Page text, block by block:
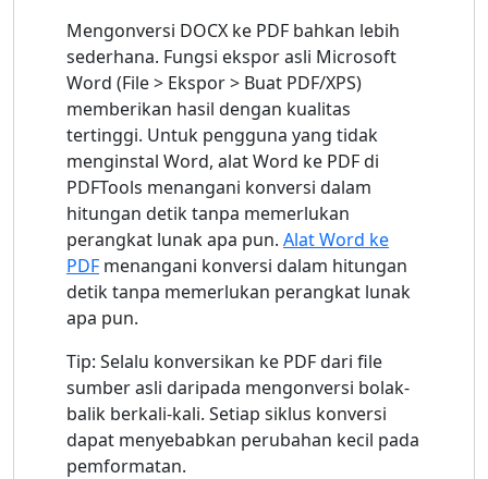
Mengonversi DOCX ke PDF bahkan lebih
sederhana. Fungsi ekspor asli Microsoft
Word (File > Ekspor > Buat PDF/XPS)
memberikan hasil dengan kualitas
tertinggi. Untuk pengguna yang tidak
menginstal Word, alat Word ke PDF di
PDFTools menangani konversi dalam
hitungan detik tanpa memerlukan
perangkat lunak apa pun. Alat Word ke
PDF menangani konversi dalam hitungan
detik tanpa memerlukan perangkat lunak
apa pun.
Tip: Selalu konversikan ke PDF dari file
sumber asli daripada mengonversi bolak-
balik berkali-kali. Setiap siklus konversi
dapat menyebabkan perubahan kecil pada
pemformatan.